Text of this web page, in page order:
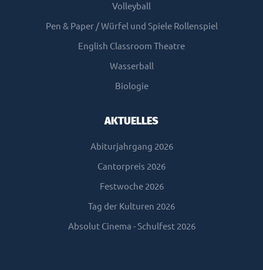
Volleyball
Pen & Paper / Würfel und Spiele Rollenspiel
English Classroom Theatre
Wasserball
Biologie
AKTUELLES
Abiturjahrgang 2026
Cantorpreis 2026
Festwoche 2026
Tag der Kulturen 2026
Absolut Cinema - Schulfest 2026